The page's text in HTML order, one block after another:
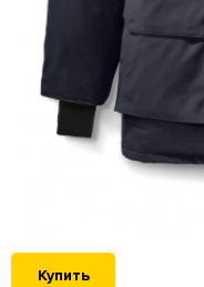
Купить